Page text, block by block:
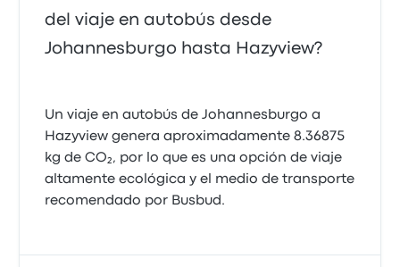
del viaje en autobús desde
Johannesburgo hasta Hazyview?
Un viaje en autobús de Johannesburgo a
Hazyview genera aproximadamente 8.36875
kg de CO₂, por lo que es una opción de viaje
altamente ecológica y el medio de transporte
recomendado por Busbud.